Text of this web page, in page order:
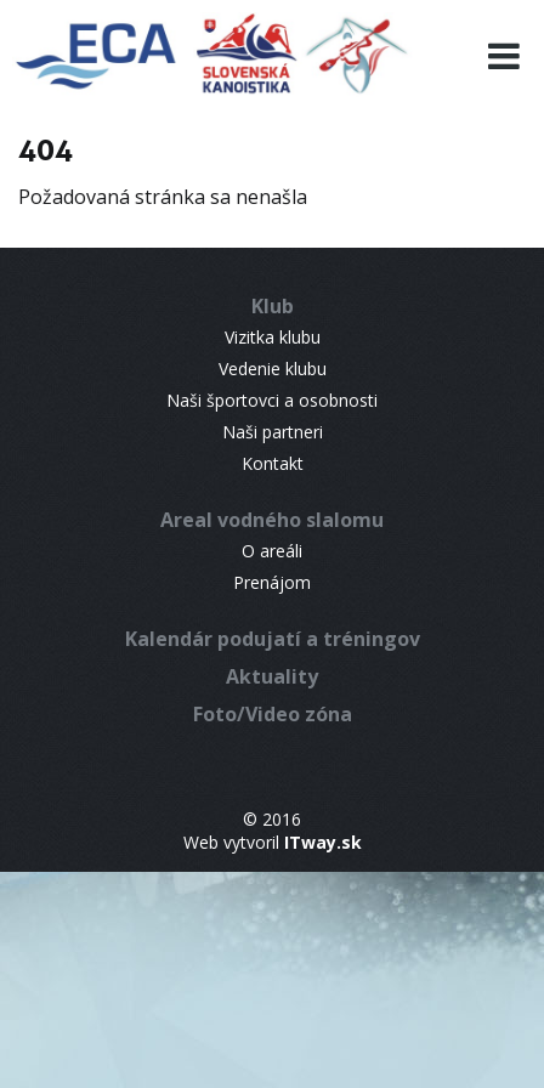
404
Požadovaná stránka sa nenašla
Klub
Vizitka klubu
Vedenie klubu
Naši športovci a osobnosti
Naši partneri
Kontakt
Areal vodného slalomu
O areáli
Prenájom
Kalendár podujatí a tréningov
Aktuality
Foto/Video zóna
© 2016
Web vytvoril ITway.sk
EURO 19
INFO
RESULTS
CONTACT